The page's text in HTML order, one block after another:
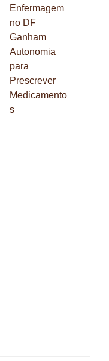
Enfermagem
no DF
Ganham
Autonomia
para
Prescrever
Medicamento
s